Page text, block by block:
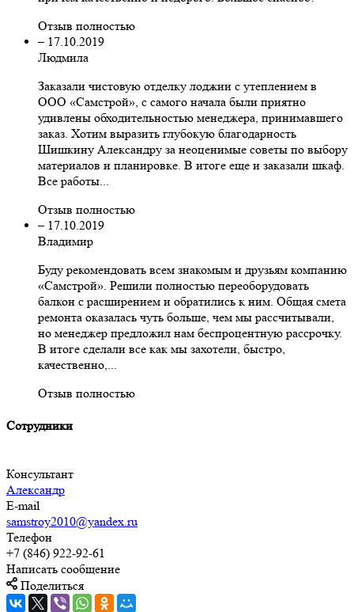
Отзыв полностью
– 17.10.2019
Людмила
Заказали чистовую отделку лоджии с утеплением в
ООО «Самстрой», с самого начала были приятно
удивлены обходительностью менеджера, принимавшего
заказ. Хотим выразить глубокую благодарность
Шишкину Александру за неоценимые советы по выбору
материалов и планировке. В итоге еще и заказали шкаф.
Все работы...
Отзыв полностью
– 17.10.2019
Владимир
Буду рекомендовать всем знакомым и друзьям компанию
«Самстрой». Решили полностью переоборудовать
балкон с расширением и обратились к ним. Общая смета
ремонта оказалась чуть больше, чем мы рассчитывали,
но менеджер предложил нам беспроцентную рассрочку.
В итоге сделали все как мы захотели, быстро,
качественно,...
Отзыв полностью
Сотрудники
Консультант
Александр
E-mail
samstroy2010@yandex.ru
Телефон
+7 (846) 922-92-61
Написать сообщение
Поделиться